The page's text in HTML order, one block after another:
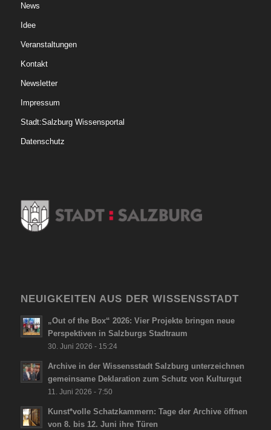
News
Idee
Veranstaltungen
Kontakt
Newsletter
Impressum
Stadt:Salzburg Wissensportal
Datenschutz
NEUIGKEITEN AUS DER WISSENSSTADT
„Out of the Box“ 2026: Vier Projekte bringen neue
Perspektiven in Salzburgs Stadtraum
30. Juni 2026 - 15:24
Archive in der Wissensstadt Salzburg unterzeichnen
gemeinsame Deklaration zum Schutz von Kulturgut
11. Juni 2026 - 7:50
Kunst*volle Schatzkammern: Tage der Archive öffnen
von 8. bis 12. Juni ihre Türen